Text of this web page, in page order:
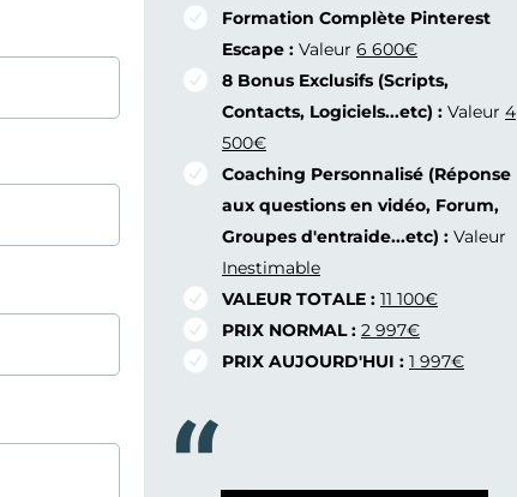
Formation Complète Pinterest
Escape : Valeur 6 600€
8 Bonus Exclusifs (Scripts,
Contacts, Logiciels...etc) : Valeur 4
500€
Coaching Personnalisé (Réponse
aux questions en vidéo, Forum,
Groupes d'entraide...etc) : Valeur
Inestimable
VALEUR TOTALE : 11 100€
PRIX NORMAL : 2 997€
PRIX AUJOURD'HUI : 1 997€